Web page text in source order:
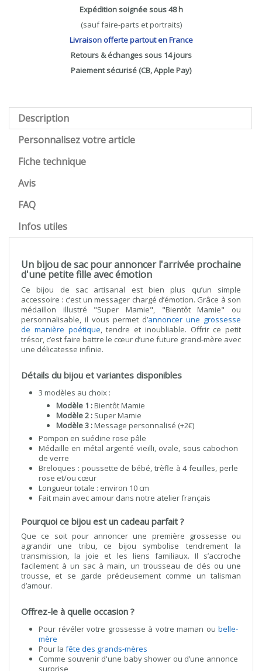
Expédition soignée sous 48 h
(sauf faire-parts et portraits)
Livraison offerte partout en France
Retours & échanges sous 14 jours
Paiement sécurisé (CB, Apple Pay)
Description
Personnalisez votre article
Fiche technique
Avis
FAQ
Infos utiles
Un bijou de sac pour annoncer l'arrivée prochaine
d'une petite fille avec émotion
Ce bijou de sac artisanal est bien plus qu’un simple
accessoire : c’est un messager chargé d’émotion. Grâce à son
médaillon illustré "Super Mamie", "Bientôt Mamie" ou
personnalisable, il vous permet d’annoncer une grossesse
de manière poétique, tendre et inoubliable. Offrir ce petit
trésor, c’est faire battre le cœur d’une future grand-mère avec
une délicatesse infinie.
Détails du bijou et variantes disponibles
3 modèles au choix :
Modèle 1 :Bientôt Mamie
Modèle 2 : Super Mamie
Modèle 3 :Message personnalisé (+2€)
Pompon en suédine rose pâle
Médaille en métal argenté vieilli, ovale, sous cabochon
de verre
Breloques : poussette de bébé, trèfle à 4 feuilles, perle
rose et/ou cœur
Longueur totale : environ 10 cm
Fait main avec amour dans notre atelier français
Pourquoi ce bijou est un cadeau parfait ?
Que ce soit pour annoncer une première grossesse ou
agrandir une tribu, ce bijou symbolise tendrement la
transmission, la joie et les liens familiaux. Il s’accroche
facilement à un sac à main, un trousseau de clés ou une
trousse, et se garde précieusement comme un talisman
d’amour.
Offrez-le à quelle occasion ?
Pour révéler votre grossesse à votre maman ou belle-
mère
Pour la fête des grands-mères
Comme souvenir d'une baby shower ou d’une annonce
surprise